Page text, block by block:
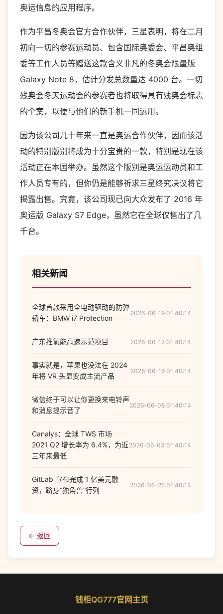
奥运信息的应用程序。
作为平昌冬奥会官方合作伙伴，三星表明，将在二月
初向一切的参赛运动员、包含国际奥委会、平昌奥组
委等工作人员等赠送这款含义非凡的冬奥会限量版
Galaxy Note 8，估计分发总数量达 4000 台。一切
残奥会冬天运动会的参赛者也将取得具有残奥会标志
的个案，以便与他们的新手机一同运用。
因为该公司几十年来一直是奥运合作伙伴，因而该活
动的特别版别将成为十分宝贵的一款，特别是现在该
活动正在本国举办。虽然这个版别是奥运运动员和工
作人员专有的，但你仍是能够祈求三星终究决议将它
揭露出售。究竟，该公司现已向大众发布了 2016 年
奥运版 Galaxy S7 Edge，虽然它在全球仅售出了几
千台。
相关新闻
全球首款采用全电动驱动的防弹
轿车：BMW i7 Protection
2026-06-19 01:40:14
广东推氢能高速示范项目 2026-06-17 01:40:14
事实就是，苹果也没法在 2024
年将 VR 头显变成主流产品
2026-06-16 01:40:14
微信终于可以让你更换来电铃声
和消息提示音了
2026-06-08 01:40:14
Canalys：全球 TWS 市场
2021 Q2 增长率为 6.4%，为近
三年来最低
2026-06-03 01:40:14
GitLab 宣布完成 1 亿美元融
资，跻身“独角兽”行列
2026-05-25 01:40:14
← 返回
钱柜QG777官网主页